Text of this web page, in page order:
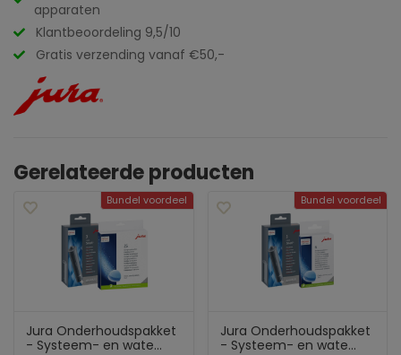
apparaten
Klantbeoordeling 9,5/10
Gratis verzending vanaf €50,-
Gerelateerde producten
Bundel voordeel
Jura Onderhoudspakket
- Systeem- en wate...
Bundel voordeel
Jura Onderhoudspakket
- Systeem- en wate...